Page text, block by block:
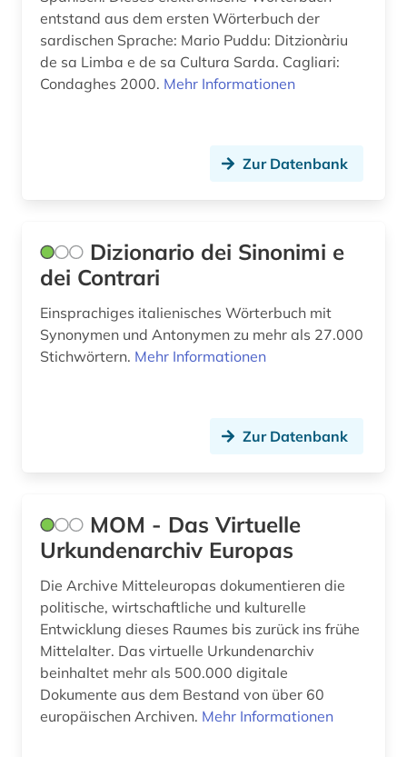
troubadourlyrik (1)
turin (1)
vega, lope de | schriftsteller; dramatiker;
venedig (1)
venetien (1)
verwaltung (1)
vokalmusik (1)
volksmusik (1)
volkstanz (1)
wallfahrt (1)
entstand aus dem ersten Wörterbuch der
sardischen Sprache: Mario Puddu: Ditzionàriu
de sa Limba e de sa Cultura Sarda. Cagliari:
Condaghes 2000. Mehr Informationen
Zur Datenbank
Dizionario dei Sinonimi e
dei Contrari
Einsprachiges italienisches Wörterbuch mit
Synonymen und Antonymen zu mehr als 27.000
Stichwörtern. Mehr Informationen
Zur Datenbank
MOM - Das Virtuelle
Urkundenarchiv Europas
Die Archive Mitteleuropas dokumentieren die
politische, wirtschaftliche und kulturelle
Entwicklung dieses Raumes bis zurück ins frühe
Mittelalter. Das virtuelle Urkundenarchiv
beinhaltet mehr als 500.000 digitale
Dokumente aus dem Bestand von über 60
europäischen Archiven. Mehr Informationen